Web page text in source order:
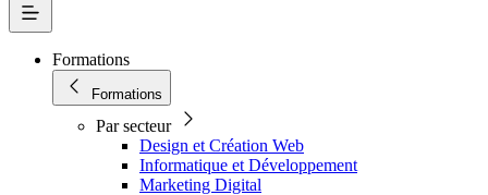
Formations
Formations
Par secteur
Design et Création Web
Informatique et Développement
Marketing Digital